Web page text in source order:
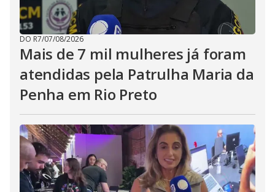
DO R7/07/08/2026
Mais de 7 mil mulheres já foram
atendidas pela Patrulha Maria da
Penha em Rio Preto